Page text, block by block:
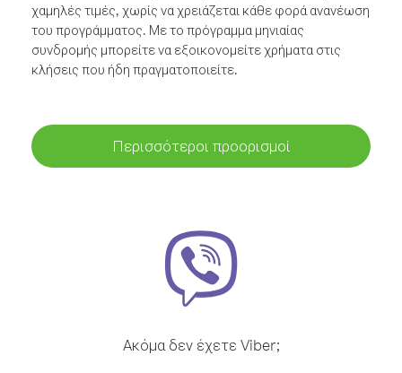
χαμηλές τιμές, χωρίς να χρειάζεται κάθε φορά ανανέωση
του προγράμματος. Με το πρόγραμμα μηνιαίας
συνδρομής μπορείτε να εξοικονομείτε χρήματα στις
κλήσεις που ήδη πραγματοποιείτε.
Περισσότεροι προορισμοί
Ακόμα δεν έχετε Viber;